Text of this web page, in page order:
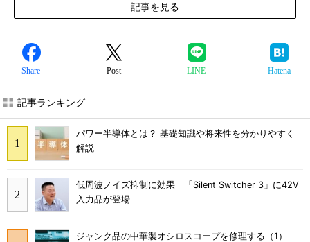
記事を見る
Share Post LINE Hatena
記事ランキング
パワー半導体とは？ 基礎知識や将来性を分かりやすく
解説
低周波ノイズ抑制に効果 「Silent Switcher 3」に42V
入力品が登場
ジャンク品の中華製オシロスコープを修理する（1）